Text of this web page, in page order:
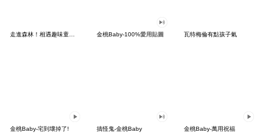
金桃Baby-100%愛用貼圖 瓦特梅倫有點孩子氣
金桃Baby-宅到壞掉了! 搞怪鬼-金桃Baby 金桃Baby-萬用祝福